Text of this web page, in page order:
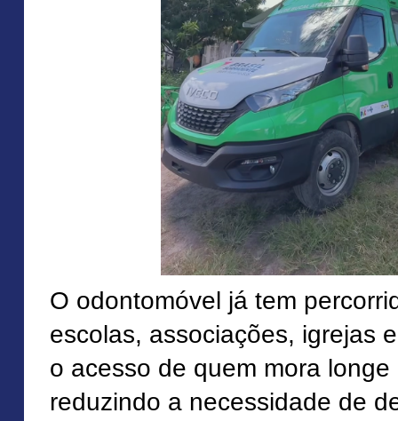
O odontomóvel já tem
escolas, associações, igrejas
o acesso de quem mora
reduzindo a necessidade de